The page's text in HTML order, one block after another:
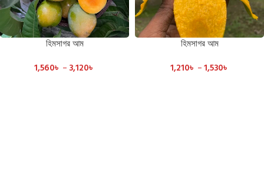
হিমসাগর আম
1,560৳ – 3,120৳
হিমসাগর আম
1,210৳ –1,530৳